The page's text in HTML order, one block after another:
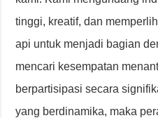
tinggi, kreatif, dan
api untuk menjadi bagian
mencari kesempatan
berpartisipasi secara
yang berdinamika, maka